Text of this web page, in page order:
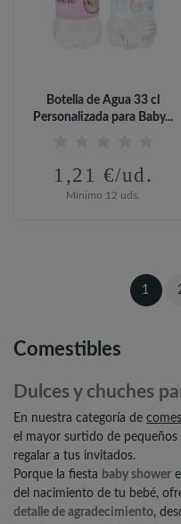
Botella de Agua 33 cl
Personalizada para Baby...
1,21 €/ud.
Mínimo 12 uds.
1
Comestibles
Dulces y chuches
En nuestra categoría de
el mayor surtido de pequeños
regalar a tus invitados.
Porque la fiesta baby shower
del nacimiento de tu bebé,
detalle de agradecimiento,